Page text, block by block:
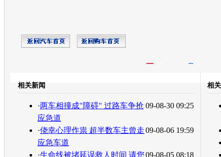
转发至：
相关新闻
09-08-30 09:25
·两车相撞成"障碍" 过路车争抢
应急道
09-08-06 19:59
·侥幸心理作祟 超半数车主曾走
应急车道
09-08-05 08:18
·生命线被堵延误救人时间 请您
相